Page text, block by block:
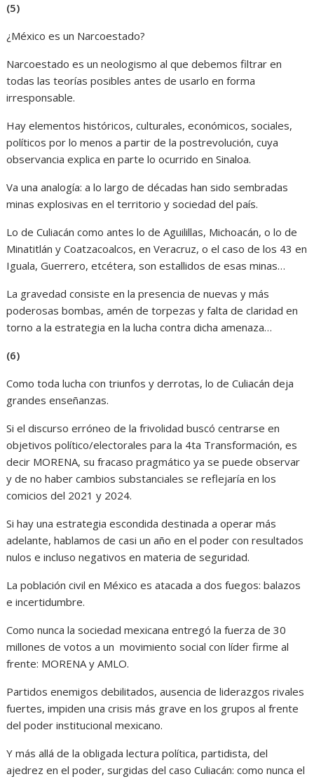
(5)
¿México es un Narcoestado?
Narcoestado es un neologismo al que debemos filtrar en
todas las teorías posibles antes de usarlo en forma
irresponsable.
Hay elementos históricos, culturales, económicos, sociales,
políticos por lo menos a partir de la postrevolución, cuya
observancia explica en parte lo ocurrido en Sinaloa.
Va una analogía: a lo largo de décadas han sido sembradas
minas explosivas en el territorio y sociedad del país.
Lo de Culiacán como antes lo de Aguilillas, Michoacán, o lo de
Minatitlán y Coatzacoalcos, en Veracruz, o el caso de los 43 en
Iguala, Guerrero, etcétera, son estallidos de esas minas…
La gravedad consiste en la presencia de nuevas y más
poderosas bombas, amén de torpezas y falta de claridad en
torno a la estrategia en la lucha contra dicha amenaza…
(6)
Como toda lucha con triunfos y derrotas, lo de Culiacán deja
grandes enseñanzas.
Si el discurso erróneo de la frivolidad buscó centrarse en
objetivos político/electorales para la 4ta Transformación, es
decir MORENA, su fracaso pragmático ya se puede observar
y de no haber cambios substanciales se reflejaría en los
comicios del 2021 y 2024.
Si hay una estrategia escondida destinada a operar más
adelante, hablamos de casi un año en el poder con resultados
nulos e incluso negativos en materia de seguridad.
La población civil en México es atacada a dos fuegos: balazos
e incertidumbre.
Como nunca la sociedad mexicana entregó la fuerza de 30
millones de votos a un movimiento social con líder firme al
frente: MORENA y AMLO.
Partidos enemigos debilitados, ausencia de liderazgos rivales
fuertes, impiden una crisis más grave en los grupos al frente
del poder institucional mexicano.
Y más allá de la obligada lectura política, partidista, del
ajedrez en el poder, surgidas del caso Culiacán: como nunca el